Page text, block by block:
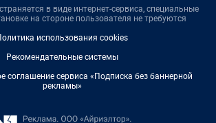
в виде интернет-сервиса, специальные
на стороне пользователя не требуются
использования cookies
Рекомендательные системы
соглашение сервиса «Подписка без баннерной
рекламы»